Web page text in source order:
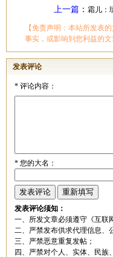
上一篇： 霜儿：
【免责声明：本站所发表
事实，或影响到您利益的
发表评论
*评论内容：
*您的大名：
发表评论须知：
一、所发文章必须遵守《互联
二、严禁发布供求代理信息、
三、严禁恶意重复发帖；
四、严禁对个人、实体、民族